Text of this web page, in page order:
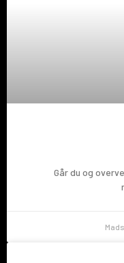
Går du og